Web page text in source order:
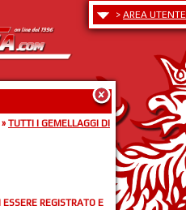
> AREA UTENTE
» TUTTI I GEMELLAGGI DI
REGISTRATO E